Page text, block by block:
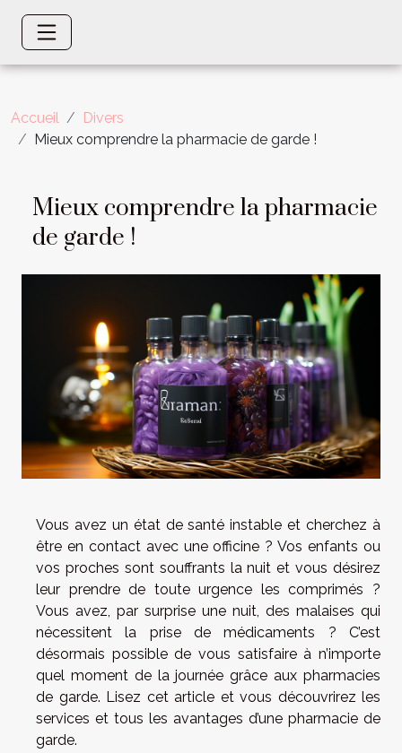
Accueil
Divers
Mieux comprendre la pharmacie de garde !
Mieux comprendre la pharmacie
de garde !
Vous avez un état de santé instable et cherchez à
être en contact avec une officine ? Vos enfants ou
vos proches sont souffrants la nuit et vous désirez
leur prendre de toute urgence les comprimés ?
Vous avez, par surprise une nuit, des malaises qui
nécessitent la prise de médicaments ? C’est
désormais possible de vous satisfaire à n’importe
quel moment de la journée grâce aux pharmacies
de garde. Lisez cet article et vous découvrirez les
services et tous les avantages d’une pharmacie de
garde.